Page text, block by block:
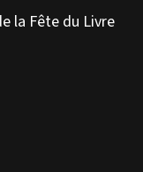
la Fête du Livre